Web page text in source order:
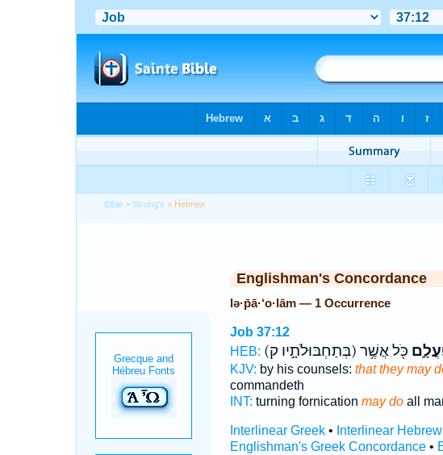
Bible > Strong's > Hebrew
Englishman's Concordance
lə·p̄ā·‘o·lām — 1 Occurrence
Job 37:12
HEB:
(בְּתַחְבּוּלֹתָ֣יו ק) כֹּ֖ל אֲשֶׁ֥ר
KJV: by his counsels: that they may
commandeth
INT: turning fornication may doall
Interlinear Greek• Interlinear Hebrew
Englishman's Greek Concordance•